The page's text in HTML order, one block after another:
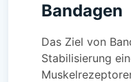
Bandagen
Das Ziel von
Stabilisierung